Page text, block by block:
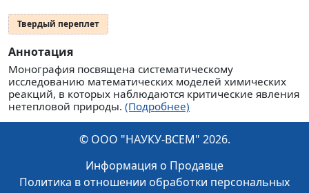
Твердый переплет
Аннотация
Монография посвящена систематическому
исследованию математических моделей химических
реакций, в которых наблюдаются критические явления
нетепловой природы. (Подробнее)
© ООО "НАУКУ-ВСЕМ" 2026.
Информация о Продавце
Политика в отношении обработки персональных